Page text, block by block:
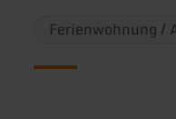
Ferienwohnung /